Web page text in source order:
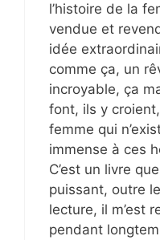
l’histoire de la
vendue et
idée
comme ça, un
incroyable, ça
font, ils y
femme qui
immense à ces
C’est un livre
puissant, outre
lecture, il m’est
pendant